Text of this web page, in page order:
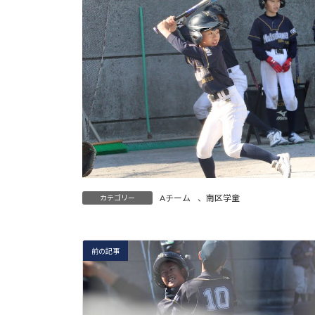
カテゴリー Aチーム 、 南区学童
前の記事